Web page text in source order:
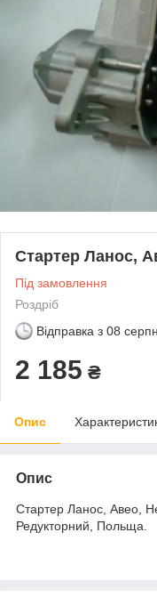
Стартер Ланос,
Під замовлення
Роздріб
Відправка з 08
2 185 ₴
Опис
Опис
Стартер Ланос, Авео,
Редукторний, Польща.